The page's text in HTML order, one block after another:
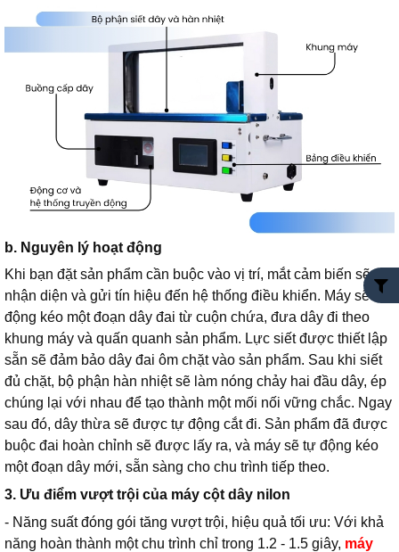
b. Nguyên lý hoạt động
Khi bạn đặt sản phẩm cần buộc vào vị trí, mắt cảm biến sẽ
nhận diện và gửi tín hiệu đến hệ thống điều khiển. Máy sẽ tự
động kéo một đoạn dây đai từ cuộn chứa, đưa dây đi theo
khung máy và quấn quanh sản phẩm. Lực siết được thiết lập
sẵn sẽ đảm bảo dây đai ôm chặt vào sản phẩm. Sau khi siết
đủ chặt, bộ phận hàn nhiệt sẽ làm nóng chảy hai đầu dây, ép
chúng lại với nhau để tạo thành một mối nối vững chắc. Ngay
sau đó, dây thừa sẽ được tự động cắt đi. Sản phẩm đã được
buộc đai hoàn chỉnh sẽ được lấy ra, và máy sẽ tự động kéo
một đoạn dây mới, sẵn sàng cho chu trình tiếp theo.
3. Ưu điểm vượt trội của máy cột dây nilon
- Năng suất đóng gói tăng vượt trội, hiệu quả tối ưu: Với khả
năng hoàn thành một chu trình chỉ trong 1.2 - 1.5 giây, máy